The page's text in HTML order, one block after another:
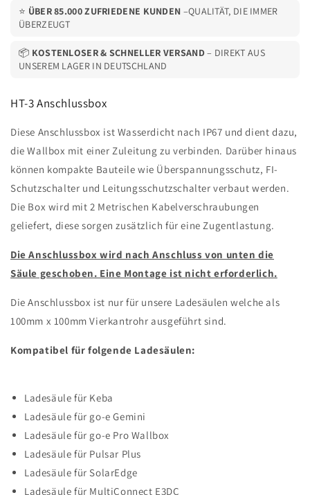
⭐ ÜBER 85.000 ZUFRIEDENE KUNDEN –QUALITÄT, DIE IMMER
ÜBERZEUGT
📦 KOSTENLOSER & SCHNELLER VERSAND– DIREKT AUS
UNSEREM LAGER IN DEUTSCHLAND
HT-3 Anschlussbox
Diese Anschlussbox ist Wasserdicht nach IP67 und dient dazu,
die Wallbox mit einer Zuleitung zu verbinden. Darüber hinaus
können kompakte Bauteile wie Überspannungsschutz, FI-
Schutzschalter und Leitungsschutzschalter verbaut werden.
Die Box wird mit 2 Metrischen Kabelverschraubungen
geliefert, diese sorgen zusätzlich für eine Zugentlastung.
Die Anschlussbox wird nach Anschluss von unten die
Säule geschoben. Eine Montage ist nicht erforderlich.
Die Anschlussbox ist nur für unsere Ladesäulen welche als
100mm x 100mm Vierkantrohr ausgeführt sind.
Kompatibel für folgende Ladesäulen:
Ladesäule für Keba
Ladesäule für go-e Gemini
Ladesäule für go-e Pro Wallbox
Ladesäule für Pulsar Plus
Ladesäule für SolarEdge
Ladesäule für MultiConnect E3DC